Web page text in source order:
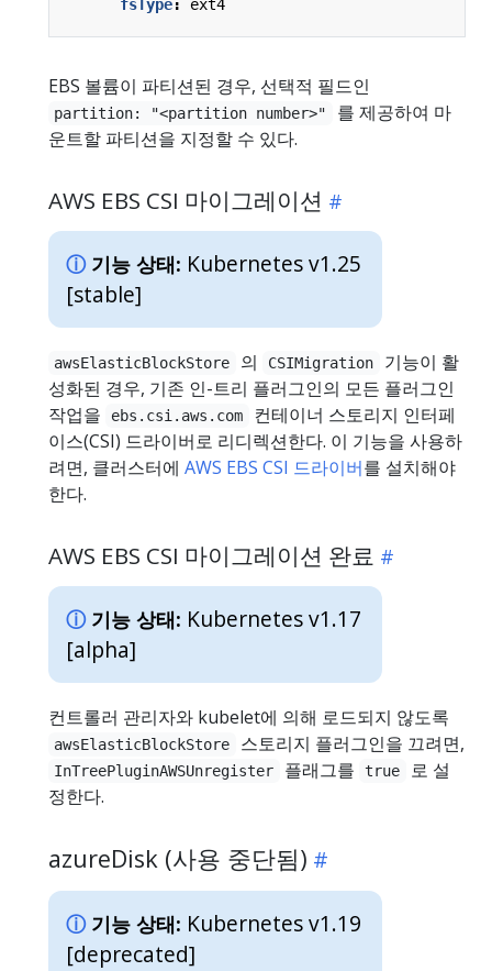
fsType: ext4
EBS 볼륨이 파티션된 경우, 선택적 필드인
partition: "<partition number>"
를 제공하여 마
운트할 파티션을 지정할 수 있다.
AWS EBS CSI 마이그레이션
기능 상태: Kubernetes v1.25
[stable]
awsElasticBlockStore 의 CSIMigration
기능이 활
성화된 경우, 기존 인-트리 플러그인의 모든 플러그인
작업을
ebs.csi.aws.com
컨테이너 스토리지 인터페
이스(CSI) 드라이버로 리디렉션한다. 이 기능을 사용하
려면, 클러스터에 AWS EBS CSI 드라이버를 설치해야
한다.
AWS EBS CSI 마이그레이션 완료
기능 상태: Kubernetes v1.17
[alpha]
컨트롤러 관리자와 kubelet에 의해 로드되지 않도록
awsElasticBlockStore 스토리지 플러그인을 끄려면,
InTreePluginAWSUnregister 플래그를 true
로 설
정한다.
azureDisk (사용 중단됨)
기능 상태: Kubernetes v1.19
[deprecated]